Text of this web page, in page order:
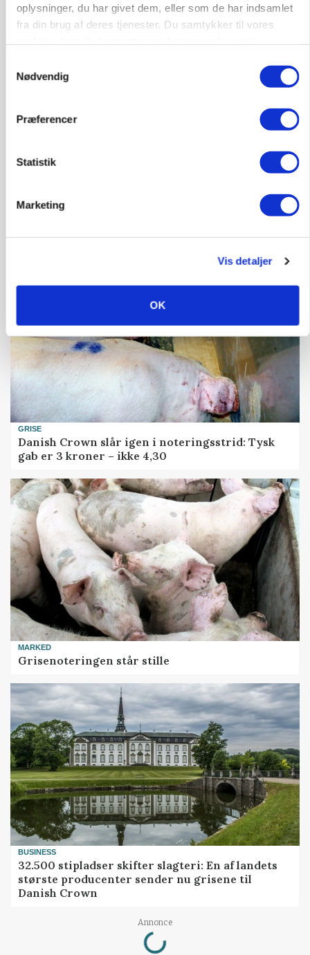
oplysninger, du har givet dem, eller som de har indsamlet
fra din brug af deres tjenester. Du samtykker til vores
Nødvendig
Præferencer
Statistik
Marketing
Vis detaljer
OK
Forserie til selvkørende skårlægger afprøves i år
GRISE
Danish Crown slår igen i noteringsstrid: Tysk
gab er 3 kroner – ikke 4,30
MARKED
Grisenoteringen står stille
BUSINESS
32.500 stipladser skifter slagteri: En af landets
største producenter sender nu grisene til
Danish Crown
Annonce
Loading...